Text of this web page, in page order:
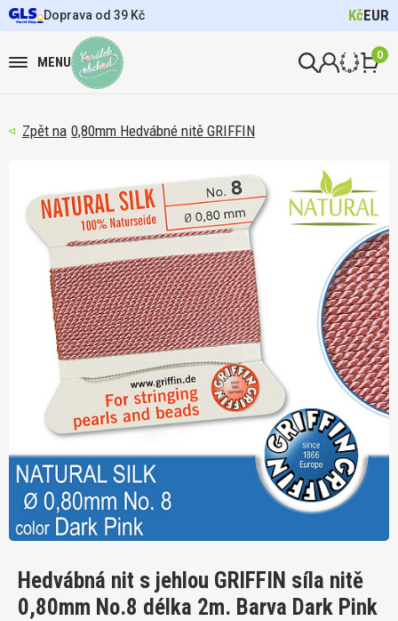
Doprava od 39 Kč KčEUR
MENU 0
0,80mm Hedvábné nitě GRIFFIN
Hedvábná nit s jehlou GRIFFIN síla nitě
0,80mm No.8 délka 2m. Barva Dark Pink